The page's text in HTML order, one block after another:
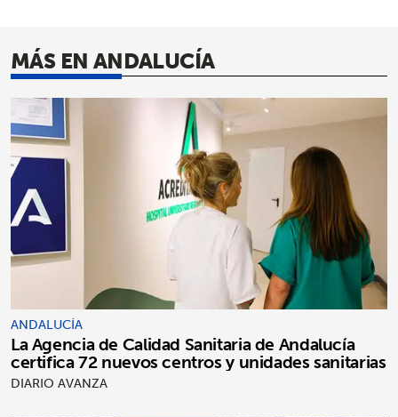
MÁS EN ANDALUCÍA
ANDALUCÍA
La Agencia de Calidad Sanitaria de Andalucía
certifica 72 nuevos centros y unidades sanitarias
DIARIO AVANZA